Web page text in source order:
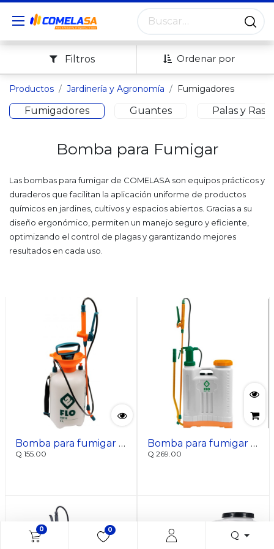
0 0 Q
Ordenar por
Filtros
Productos Jardinería y Agronomía Fumigadores
Fumigadores Guantes Palas y
Bomba para Fumigar
Las bombas para fumigar de COMELASA son equipos prácticos y
duraderos que facilitan la aplicación uniforme de productos
químicos en jardines, cultivos y espacios abiertos. Gracias a su
diseño ergonómico, permiten un manejo seguro y eficiente,
optimizando el control de plagas y garantizando mejores
resultados en cada uso.
Bomba para fumigar manual 5l
Q 155.00
Bomba para fumigar mochila 20l
Q 269.00